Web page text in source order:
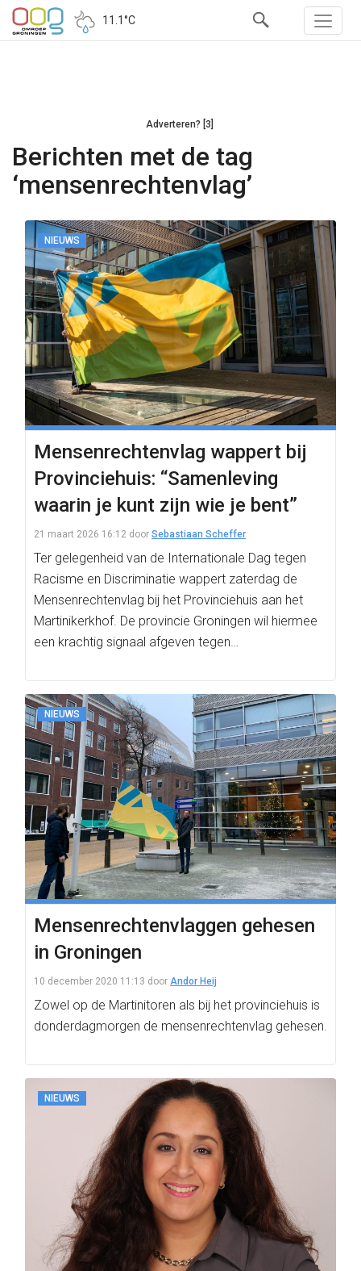
11.1°C
Adverteren? [3]
Berichten met de tag
‘mensenrechtenvlag’
NIEUWS
Mensenrechtenvlag wappert bij
Provinciehuis: “Samenleving
waarin je kunt zijn wie je bent”
21 maart 2026 16:12 door Sebastiaan Scheffer
Ter gelegenheid van de Internationale Dag tegen
Racisme en Discriminatie wappert zaterdag de
Mensenrechtenvlag bij het Provinciehuis aan het
Martinikerkhof. De provincie Groningen wil hiermee
een krachtig signaal afgeven tegen…
NIEUWS
Mensenrechtenvlaggen gehesen
in Groningen
10 december 2020 11:13 door Andor Heij
Zowel op de Martinitoren als bij het provinciehuis is
donderdagmorgen de mensenrechtenvlag gehesen.
NIEUWS